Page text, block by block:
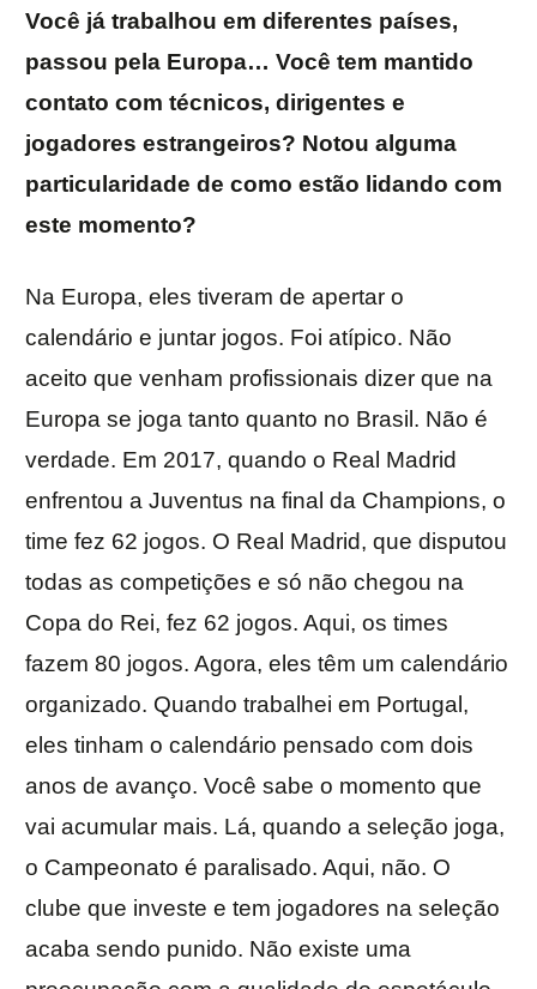
Você já trabalhou em diferentes países,
passou pela Europa… Você tem mantido
contato com técnicos, dirigentes e
jogadores estrangeiros? Notou alguma
particularidade de como estão lidando com
este momento?
Na Europa, eles tiveram de apertar o
calendário e juntar jogos. Foi atípico. Não
aceito que venham profissionais dizer que na
Europa se joga tanto quanto no Brasil. Não é
verdade. Em 2017, quando o Real Madrid
enfrentou a Juventus na final da Champions, o
time fez 62 jogos. O Real Madrid, que disputou
todas as competições e só não chegou na
Copa do Rei, fez 62 jogos. Aqui, os times
fazem 80 jogos. Agora, eles têm um calendário
organizado. Quando trabalhei em Portugal,
eles tinham o calendário pensado com dois
anos de avanço. Você sabe o momento que
vai acumular mais. Lá, quando a seleção joga,
o Campeonato é paralisado. Aqui, não. O
clube que investe e tem jogadores na seleção
acaba sendo punido. Não existe uma